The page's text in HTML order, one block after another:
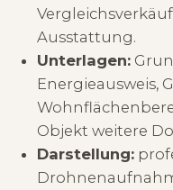
Ausstattung.
Unterlagen:
Energieausweis,
Objekt weitere
Darstellung: